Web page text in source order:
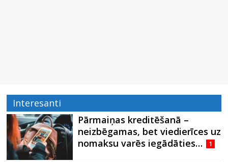
Interesanti
Pārmaiņas kreditēšanā –
neizbēgamas, bet viedierīces uz
nomaksu varēs iegādāties…
1